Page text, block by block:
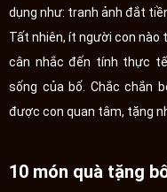
dụng như: tranh ảnh đắt
Tất nhiên, ít người con nào
cân nhắc đến tính thực
sống của bố. Chắc chắn
được con quan tâm, tặng
10 món quà tặng